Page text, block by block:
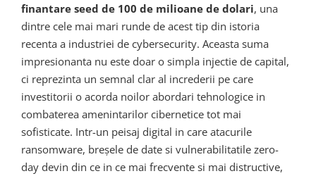
finantare seed de 100 de milioane de dolari, una
dintre cele mai mari runde de acest tip din istoria
recenta a industriei de cybersecurity. Aceasta suma
impresionanta nu este doar o simpla injectie de capital,
ci reprezinta un semnal clar al increderii pe care
investitorii o acorda noilor abordari tehnologice in
combaterea amenintarilor cibernetice tot mai
sofisticate. Intr-un peisaj digital in care atacurile
ransomware, breșele de date si vulnerabilitatile zero-
day devin din ce in ce mai frecvente si mai distructive,